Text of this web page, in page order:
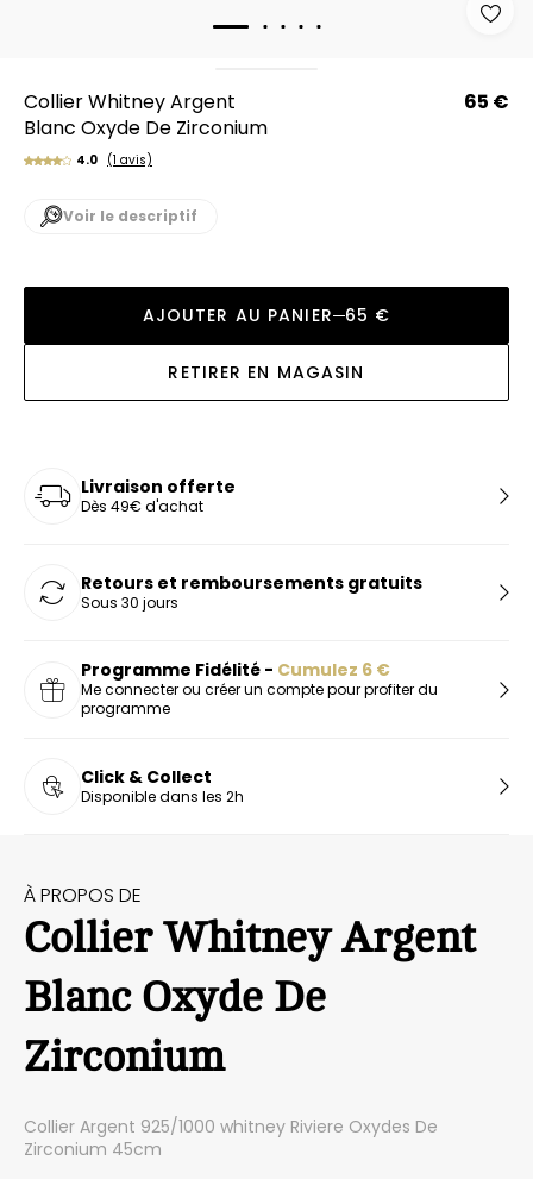
Collier Whitney Argent
Blanc Oxyde De Zirconium
65 €
4.0 (1 avis)
Voir le descriptif
AJOUTER AU PANIER 65 €
RETIRER EN MAGASIN
Livraison offerte
Dès 49€ d'achat
Retours et remboursements gratuits
Sous 30 jours
Programme Fidélité - Cumulez 6 €
Me connecter ou créer un compte pour profiter du
programme
Click & Collect
Disponible dans les 2h
À PROPOS DE
Collier Whitney Argent
Blanc Oxyde De
Zirconium
Collier Argent 925/1000 whitney Riviere Oxydes De
Zirconium 45cm